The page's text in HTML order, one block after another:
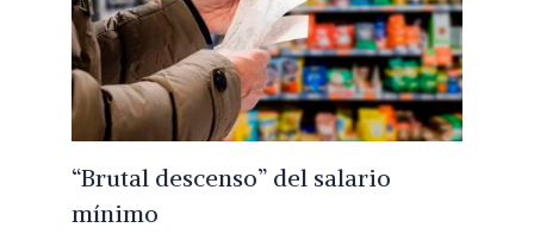
“Brutal descenso” del salario
mínimo